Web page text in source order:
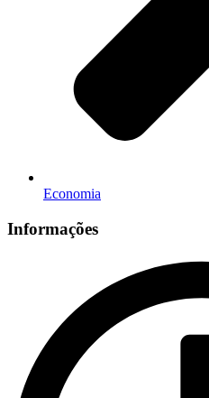
Economia
Informações